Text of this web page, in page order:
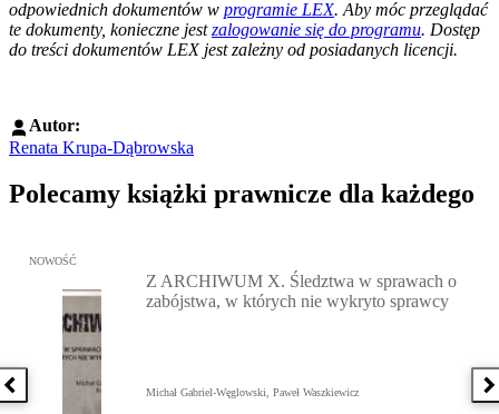
odpowiednich dokumentów w programie LEX. Aby móc przeglądać
te dokumenty, konieczne jestzalogowanie się do programu. Dostęp
do treści dokumentów LEX jest zależny od posiadanych licencji.
Autor:
Renata Krupa-Dąbrowska
Polecamy książki prawnicze dla każdego
Poprzednia książka
Przejdź do: Z ARCHIWUM X. Śledztwa w sprawach o
NOWOŚĆ
Z ARCHIWUM X. Śledztwa w sprawach o
zabójstwa, w których nie wykryto sprawcy
Michał Gabriel-Węglowski, Paweł Waszkiewicz